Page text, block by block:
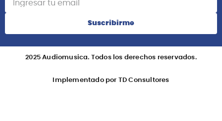
Suscribirme
2025 Audiomusica. Todos los derechos reservados.
Implementado por TD Consultores